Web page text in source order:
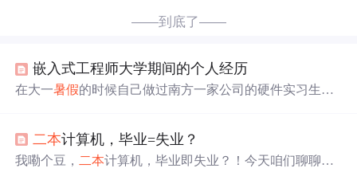
——到底了——
嵌入式工程师大学期间的个人经历
在大一暑假的时候自己做过南方一家公司的硬件实习生，
绍有个成长很快的出路，那就是报培训班，自己当时也很
犹豫因为嵌入式培训需要一两万，一两万对于自己来说可
二本计算机，毕业=失业？
我嘞个豆， 二本计算机，毕业即失业？！今天咱们聊聊普